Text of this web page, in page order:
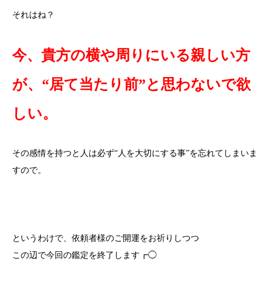
それはね？
今、貴方の横や周りにいる親しい方
が、“居て当たり前”と思わないで欲
しい。
その感情を持つと人は必ず“人を大切にする事”を忘れてしまいま
すので。
というわけで、依頼者様のご開運をお祈りしつつ
この辺で今回の鑑定を終了します┏◯